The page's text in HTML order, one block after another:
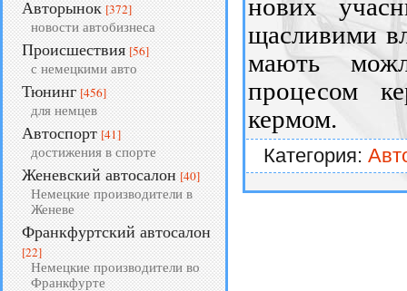
Авторынок [372]
новости автобизнеса
Происшествия [56]
с немецкими авто
Тюнинг [456]
для немцев
Автоспорт [41]
достижения в спорте
Женевский автосалон [40]
Немецкие производители в
Женеве
Франкфуртский автосалон
[22]
Немецкие производители во
Франкфурте
нових
щасливими
мають
процесом
кермом.
Категория: